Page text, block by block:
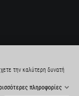
την καλύτερη δυνατή
πληροφορίες